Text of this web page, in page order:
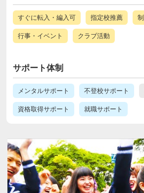
すぐに転入・編入可 指定校推薦
行事・イベント クラブ活動
サポート体制
メンタルサポート 不登校サポート
資格取得サポート 就職サポート